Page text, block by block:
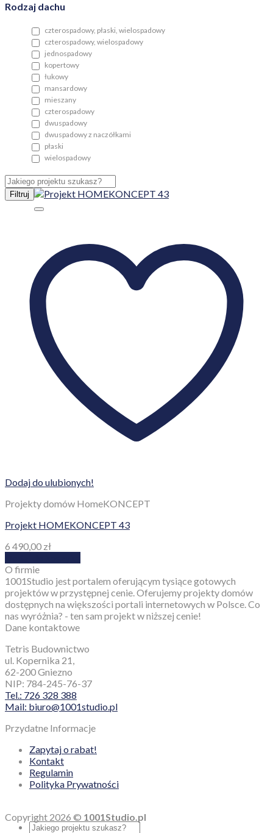
Rodzaj dachu
czterospadowy, płaski, wielospadowy
czterospadowy, wielospadowy
jednospadowy
kopertowy
łukowy
mansardowy
mieszany
czterospadowy
dwuspadowy
dwuspadowy z naczółkami
płaski
wielospadowy
Filtruj
Dodaj do ulubionych!
Projekty domów HomeKONCEPT
Projekt HOMEKONCEPT 43
6 490,00 zł
O firmie
1001Studio jest portalem oferującym tysiące gotowych
projektów w przystępnej cenie. Oferujemy projekty domów
dostępnych na większości portali internetowych w Polsce. Co
nas wyróżnia? - ten sam projekt w niższej cenie!
Dane kontaktowe
Tetris Budownictwo
ul. Kopernika 21,
62-200 Gniezno
NIP: 784-245-76-37
Tel.: 726 328 388
Mail: biuro@1001studio.pl
Przydatne Informacje
Zapytaj o rabat!
Kontakt
Regulamin
Polityka Prywatności
Copyright 2026 © 1001Studio.pl